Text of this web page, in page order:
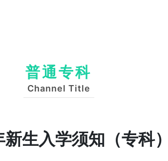
普通专科
Channel Title
生入学须知（专科